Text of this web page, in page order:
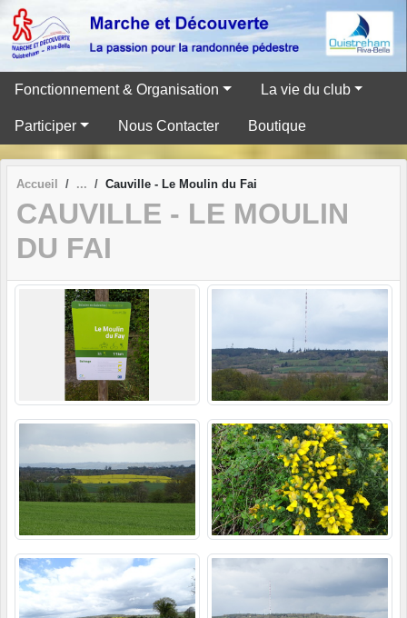
Fonctionnement & Organisation La vie du club
Participer Nous Contacter Boutique
Accueil Cauville - Le Moulin du Fai
CAUVILLE - LE MOULIN
DU FAI
Panneau de gestion des cookies